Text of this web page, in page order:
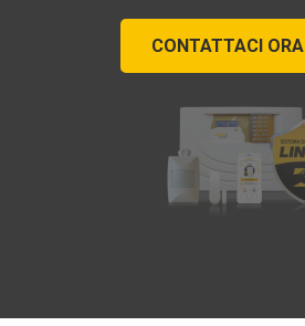
CONTATTACI ORA